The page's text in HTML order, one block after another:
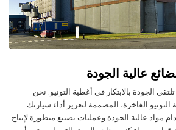
عالية الجودة
الجودة بالابتكار في أغطية التونيو. نحن
الفاخرة، المصممة لتعزيز أداء سيارتك
مواد عالية الجودة وعمليات تصنيع متطورة لإنتاج